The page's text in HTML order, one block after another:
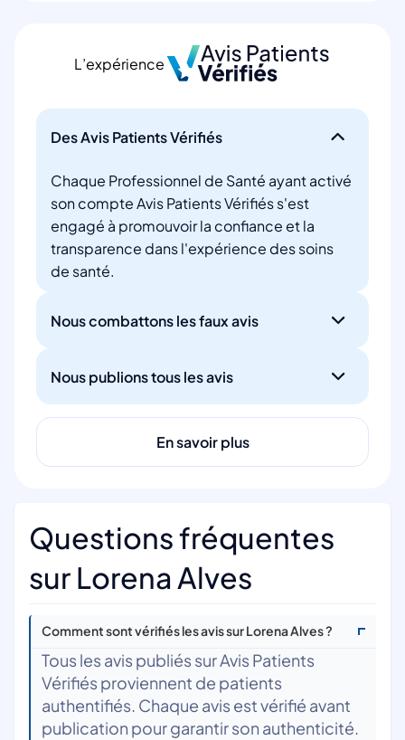
L’expérience
Des Avis Patients Vérifiés
Chaque Professionnel de Santé ayant activé
son compte Avis Patients Vérifiés s'est
engagé à promouvoir la confiance et la
transparence dans l'expérience des soins
de santé.
Nous combattons les faux avis
Nous publions tous les avis
En savoir plus
Questions fréquentes
sur Lorena Alves
Comment sont vérifiés les avis sur Lorena Alves ?
Tous les avis publiés sur Avis Patients
Vérifiés proviennent de patients
authentifiés. Chaque avis est vérifié avant
publication pour garantir son authenticité.